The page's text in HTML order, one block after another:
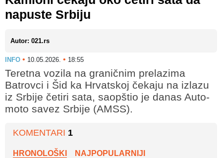
napuste Srbiju
Autor: 021.rs
INFO • 10.05.2026. • 18:55
Teretna vozila na graničnim prelazima
Batrovci i Šid ka Hrvatskoj čekaju na izlazu
iz Srbije četiri sata, saopštio je danas Auto-
moto savez Srbije (AMSS).
KOMENTARI 1
HRONOLOŠKI NAJPOPULARNIJI